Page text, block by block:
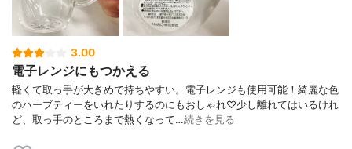
3.00
電子レンジにもつかえる
軽くて取っ手が大きめで持ちやすい。電子レンジも使用可能！綺麗な色
のハーブティーをいれたりするのにもおしゃれ♡少し離れてはいるけれ
ど、取っ手のところまで熱くなって…続きを見る